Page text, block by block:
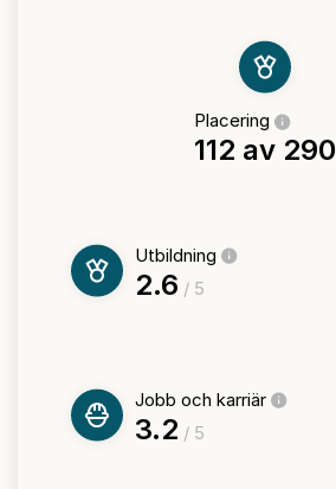
Placering
112 av 290
Utbildning
2.6 / 5
Jobb och karriär
3.2 / 5